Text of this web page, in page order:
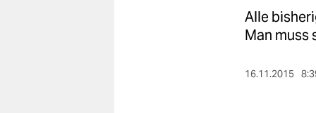
Alle
Man muss
16.11.2015